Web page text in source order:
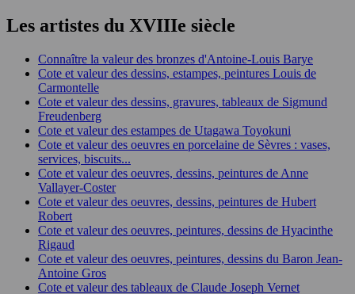
Les artistes du XVIIIe siècle
Connaître la valeur des bronzes d'Antoine-Louis Barye
Cote et valeur des dessins, estampes, peintures Louis de
Carmontelle
Cote et valeur des dessins, gravures, tableaux de Sigmund
Freudenberg
Cote et valeur des estampes de Utagawa Toyokuni
Cote et valeur des oeuvres en porcelaine de Sèvres : vases,
services, biscuits...
Cote et valeur des oeuvres, dessins, peintures de Anne
Vallayer-Coster
Cote et valeur des oeuvres, dessins, peintures de Hubert
Robert
Cote et valeur des oeuvres, peintures, dessins de Hyacinthe
Rigaud
Cote et valeur des oeuvres, peintures, dessins du Baron Jean-
Antoine Gros
Cote et valeur des tableaux de Claude Joseph Vernet